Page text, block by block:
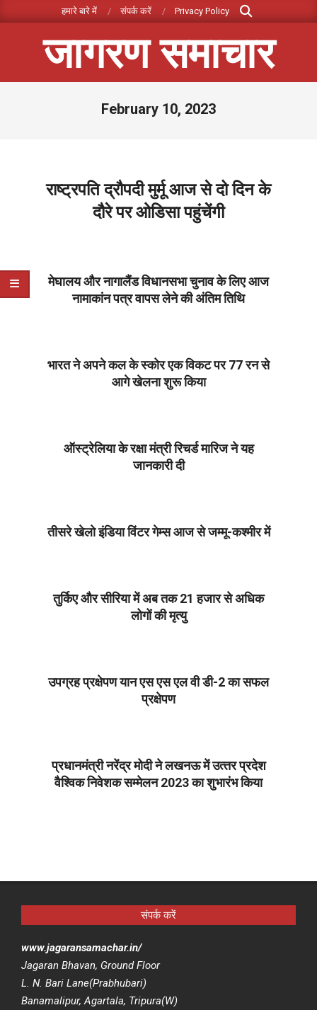
to
हमारे बारे में संपर्क करें Privacy Policy
Search
जागरण समाचार
February 10, 2023
राष्ट्रपति द्रौपदी मुर्मू आज से दो दिन के
दौरे पर ओडिसा पहुंचेंगी
मेघालय और नागालैंड विधानसभा चुनाव के लिए आज
नामाकांन पत्र वापस लेने की अंतिम तिथि
भारत ने अपने कल के स्‍कोर एक विकट पर 77 रन से
आगे खेलना शुरू किया
ऑस्‍ट्रेलिया के रक्षा मंत्री रिचर्ड मारिज ने यह
जानकारी दी
तीसरे खेलो इंडिया विंटर गेम्स आज से जम्मू-कश्मीर में
तुर्किए और सीरिया में अब तक 21 हजार से अधिक
लोगों की मृत्‍यु
उपग्रह प्रक्षेपण यान एस एस एल वी डी-2 का सफल
प्रक्षेपण
प्रधानमंत्री नरेंद्र मोदी ने लखनऊ में उत्‍तर प्रदेश
वैश्विक निवेशक सम्‍मेलन 2023 का शुभारंभ किया
संपर्क करें
www.jagaransamachar.in/
Jagaran Bhavan, Ground Floor
L. N. Bari Lane(Prabhubari)
Banamalipur, Agartala, Tripura(W)